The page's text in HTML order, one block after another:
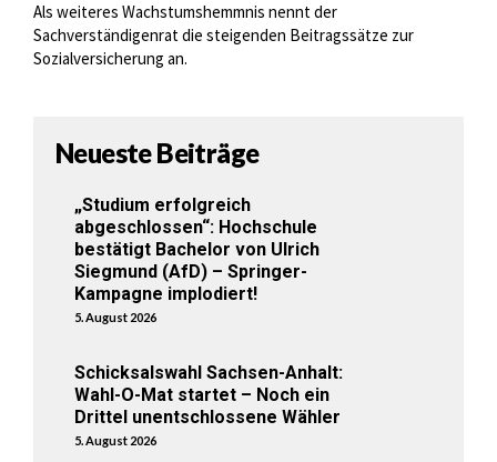
Als weiteres Wachstumshemmnis nennt der
Sachverständigenrat die steigenden Beitragssätze zur
Sozialversicherung an.
Neueste Beiträge
„Studium erfolgreich
abgeschlossen“: Hochschule
bestätigt Bachelor von Ulrich
Siegmund (AfD) – Springer-
Kampagne implodiert!
5. August 2026
Schicksalswahl Sachsen-Anhalt:
Wahl-O-Mat startet – Noch ein
Drittel unentschlossene Wähler
5. August 2026